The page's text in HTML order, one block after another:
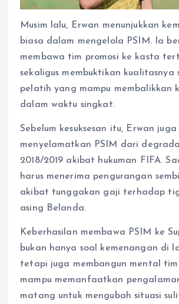
Musim lalu, Erwan menunjukkan
biasa dalam mengelola PSIM. Ia
membawa tim promosi ke kasta
sekaligus membuktikan kualitasnya
pelatih yang mampu membalikkan
dalam waktu singkat.
Sebelum kesuksesan itu, Erwan
menyelamatkan PSIM dari
2018/2019 akibat hukuman FIFA.
harus menerima pengurangan
akibat tunggakan gaji terhadap
asing Belanda.
Keberhasilan membawa PSIM ke
bukan hanya soal kemenangan di
tetapi juga membangun mental
mampu memanfaatkan
matang untuk mengubah situasi